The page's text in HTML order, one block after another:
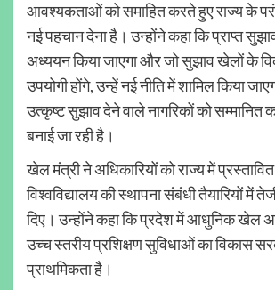
आवश्यकताओं को समाहित करते हुए राज्य के
नई पहचान देना है। उन्होंने कहा कि प्राप्त
अध्ययन किया जाएगा और जो सुझाव खेलों के
उपयोगी होंगे, उन्हें नई नीति में शामिल किया
उत्कृष्ट सुझाव देने वाले नागरिकों को सम्मानित
बनाई जा रही है।
खेल मंत्री ने अधिकारियों को राज्य में
विश्वविद्यालय की स्थापना संबंधी तैयारियों में
दिए। उन्होंने कहा कि प्रदेश में आधुनिक खेल
उच्च स्तरीय प्रशिक्षण सुविधाओं का विकास
प्राथमिकता है।